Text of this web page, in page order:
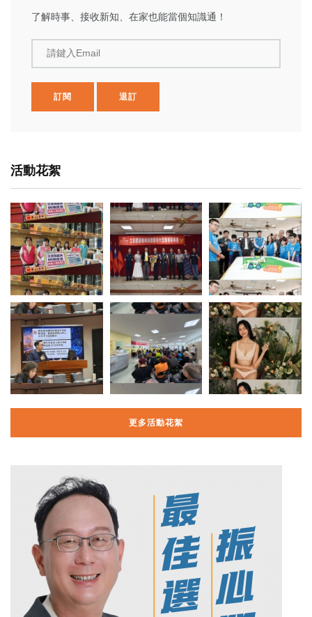
了解時事、接收新知、在家也能當個知識通！
請鍵入Email
訂閱 退訂
活動花絮
更多活動花絮